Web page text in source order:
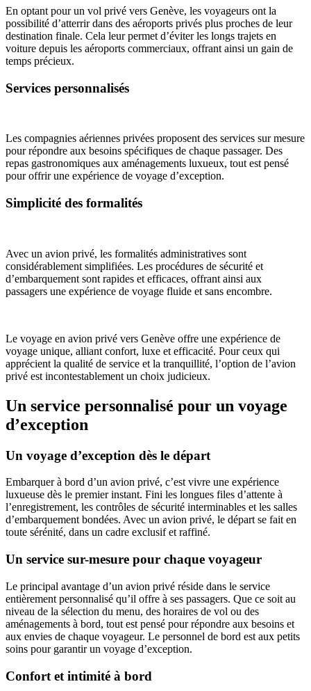
En optant pour un vol privé vers Genève, les voyageurs ont la
possibilité d’atterrir dans des aéroports privés plus proches de leur
destination finale. Cela leur permet d’éviter les longs trajets en
voiture depuis les aéroports commerciaux, offrant ainsi un gain de
temps précieux.
Services personnalisés
Les compagnies aériennes privées proposent des services sur mesure
pour répondre aux besoins spécifiques de chaque passager. Des
repas gastronomiques aux aménagements luxueux, tout est pensé
pour offrir une expérience de voyage d’exception.
Simplicité des formalités
Avec un avion privé, les formalités administratives sont
considérablement simplifiées. Les procédures de sécurité et
d’embarquement sont rapides et efficaces, offrant ainsi aux
passagers une expérience de voyage fluide et sans encombre.
Le voyage en avion privé vers Genève offre une expérience de
voyage unique, alliant confort, luxe et efficacité. Pour ceux qui
apprécient la qualité de service et la tranquillité, l’option de l’avion
privé est incontestablement un choix judicieux.
Un service personnalisé pour un voyage
d’exception
Un voyage d’exception dès le départ
Embarquer à bord d’un avion privé, c’est vivre une expérience
luxueuse dès le premier instant. Fini les longues files d’attente à
l’enregistrement, les contrôles de sécurité interminables et les salles
d’embarquement bondées. Avec un avion privé, le départ se fait en
toute sérénité, dans un cadre exclusif et raffiné.
Un service sur-mesure pour chaque voyageur
Le principal avantage d’un avion privé réside dans le service
entièrement personnalisé qu’il offre à ses passagers. Que ce soit au
niveau de la sélection du menu, des horaires de vol ou des
aménagements à bord, tout est pensé pour répondre aux besoins et
aux envies de chaque voyageur. Le personnel de bord est aux petits
soins pour garantir un voyage d’exception.
Confort et intimité à bord